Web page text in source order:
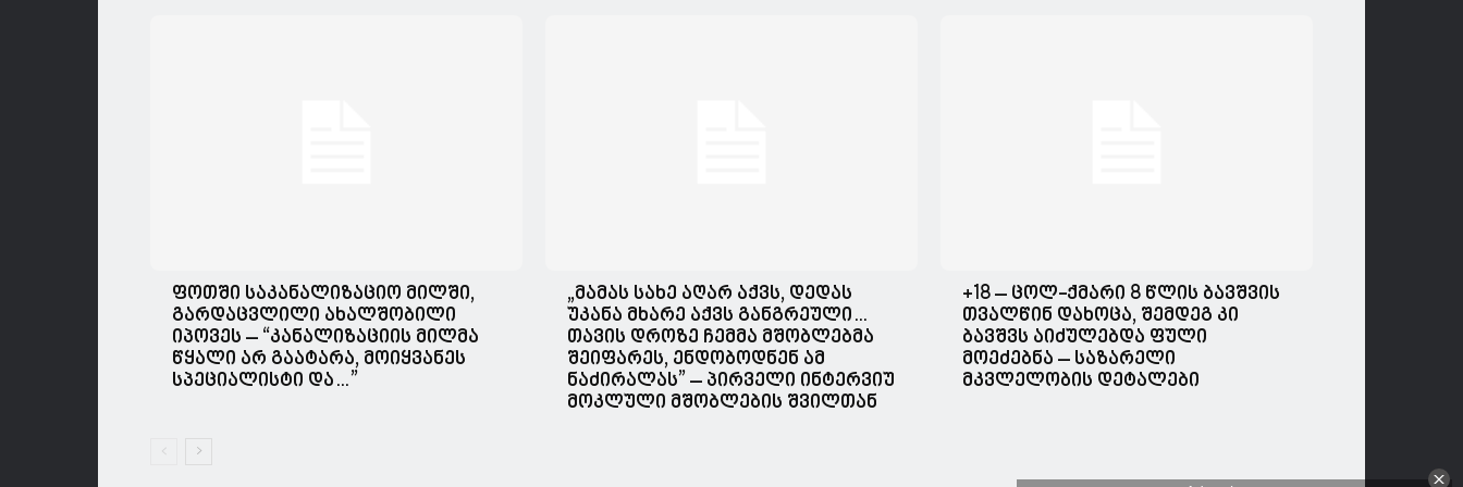
ფოთში საკანალიზაციო მილში,
გარდაცვლილი ახალშობილი
იპოვეს – “კანალიზაციის მილმა
წყალი არ გაატარა, მოიყვანეს
სპეციალისტი და…”
„მა­მას სახე აღარ აქვს, დე­დას
უკა­ნა მხა­რე აქვს გან­გრე­უ­ლი…
თავის დროზე ჩემმა მშობლებმა
შეიფარეს, ენდობოდნენ ამ
ნაძირალას” – პირველი ინტერვიუ
მოკლული მშობლების შვილთან
+18 – ცოლ-ქმარი 8 წლის ბავშვის
თვალწინ დახოცა, შემდეგ კი
ბავშვს აიძულებდა ფული
მოეძებნა – საზარელი
მკვლელობის დეტალები